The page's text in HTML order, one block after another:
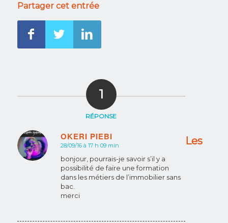
Partager cet entrée
1
RÉPONSE
OKERI PIEBI
dit
:
28/09/16 à 17 h 09 min
bonjour, pourrais-je savoir s’il y a
possibilité de faire une formation
dans les métiers de l’immobilier sans
bac.
merci
Les